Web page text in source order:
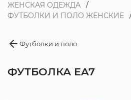
ЖЕНСКАЯ ОДЕЖДА
ФУТБОЛКИ И ПОЛО ЖЕНСКИЕ
Футболки и поло
ФУТБОЛКА EA7